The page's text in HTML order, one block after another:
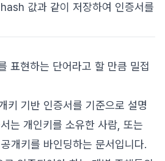
값과 같이 저장하여 인증서를
표현하는 단어라고 할 만큼 밀접
키 기반 인증서를 기준으로 설명
는 개인키를 소유한 사람, 또는
개키를 바인딩하는 문서입니다.